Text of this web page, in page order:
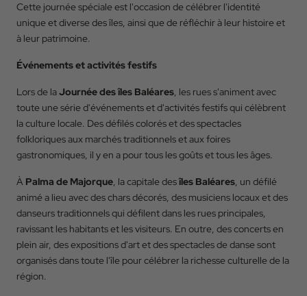
Arrivée
Départ
Occupation
Code Promo
Cette journée spéciale est l'occasion de célébrer l'identité
unique et diverse des îles, ainsi que de réfléchir à leur histoire et
à leur patrimoine.
Événements et activités festifs
Lors de laJournée des îles Baléares, les rues s'animent avec
toute une série d'événements et d'activités festifs qui célèbrent
la culture locale. Des défilés colorés et des spectacles
folkloriques aux marchés traditionnels et aux foires
gastronomiques, il y en a pour tous les goûts et tous les âges.
À Palma de Majorque, la capitale desîles Baléares, un défilé
animé a lieu avec des chars décorés, des musiciens locaux et des
danseurs traditionnels qui défilent dans les rues principales,
ravissant les habitants et les visiteurs. En outre, des concerts en
plein air, des expositions d'art et des spectacles de danse sont
organisés dans toute l'île pour célébrer la richesse culturelle de la
région.